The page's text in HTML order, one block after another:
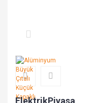
ElektrikPiyasa